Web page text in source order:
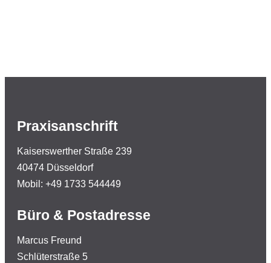
Praxisanschrift
Kaiserswerther Straße 239
40474 Düsseldorf
Mobil: +49 1733 544449
Büro & Postadresse
Marcus Freund
Schlüterstraße 5